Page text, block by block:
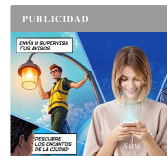
PUBLICIDAD